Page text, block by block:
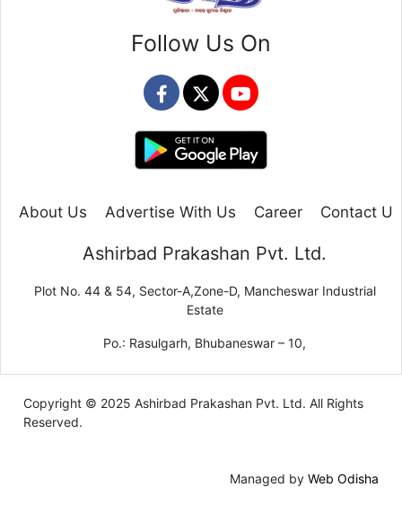
Follow Us On
About Us Advertise With Us Career Contact Us
Ashirbad Prakashan Pvt. Ltd.
Plot No. 44 & 54, Sector-A,Zone-D, Mancheswar Industrial
Estate
Po.: Rasulgarh, Bhubaneswar – 10,
Copyright © 2025 Ashirbad Prakashan Pvt. Ltd. All Rights
Reserved.
Managed by Web Odisha